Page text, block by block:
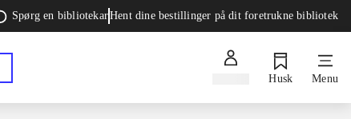
Spørg en bibliotekarHent dine bestillinger på dit foretrukne bibliotek
Husk Menu